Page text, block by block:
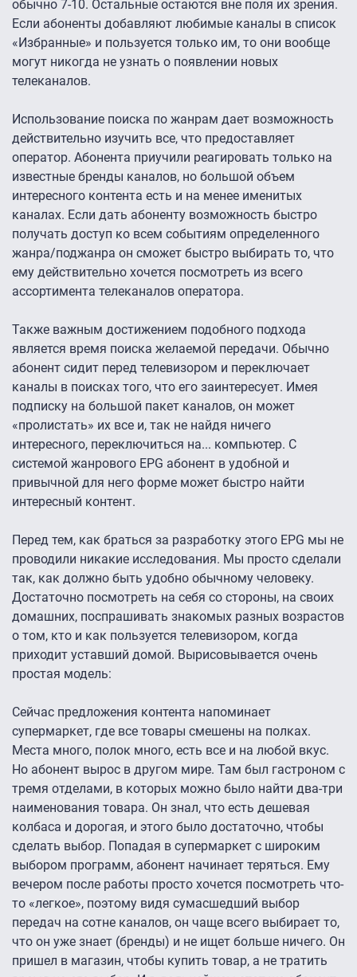
обычно 7-10. Остальные остаются вне поля их зрения.
Если абоненты добавляют любимые каналы в список
«Избранные» и пользуется только им, то они вообще
могут никогда не узнать о появлении новых
телеканалов.
Использование поиска по жанрам дает возможность
действительно изучить все, что предоставляет
оператор. Абонента приучили реагировать только на
известные бренды каналов, но большой объем
интересного контента есть и на менее именитых
каналах. Если дать абоненту возможность быстро
получать доступ ко всем событиям определенного
жанра/поджанра он сможет быстро выбирать то, что
ему действительно хочется посмотреть из всего
ассортимента телеканалов оператора.
Также важным достижением подобного подхода
является время поиска желаемой передачи. Обычно
абонент сидит перед телевизором и переключает
каналы в поисках того, что его заинтересует. Имея
подписку на большой пакет каналов, он может
«пролистать» их все и, так не найдя ничего
интересного, переключиться на... компьютер. С
системой жанрового EPG абонент в удобной и
привычной для него форме может быстро найти
интересный контент.
Перед тем, как браться за разработку этого EPG мы не
проводили никакие исследования. Мы просто сделали
так, как должно быть удобно обычному человеку.
Достаточно посмотреть на себя со стороны, на своих
домашних, поспрашивать знакомых разных возрастов
о том, кто и как пользуется телевизором, когда
приходит уставший домой. Вырисовывается очень
простая модель:
Сейчас предложения контента напоминает
супермаркет, где все товары смешены на полках.
Места много, полок много, есть все и на любой вкус.
Но абонент вырос в другом мире. Там был гастроном с
тремя отделами, в которых можно было найти два-три
наименования товара. Он знал, что есть дешевая
колбаса и дорогая, и этого было достаточно, чтобы
сделать выбор. Попадая в супермаркет с широким
выбором программ, абонент начинает теряться. Ему
вечером после работы просто хочется посмотреть что-
то «легкое», поэтому видя сумасшедший выбор
передач на сотне каналов, он чаще всего выбирает то,
что он уже знает (бренды) и не ищет больше ничего. Он
пришел в магазин, чтобы купить товар, а не тратить